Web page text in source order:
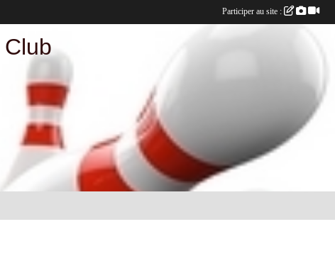
Participer au site :